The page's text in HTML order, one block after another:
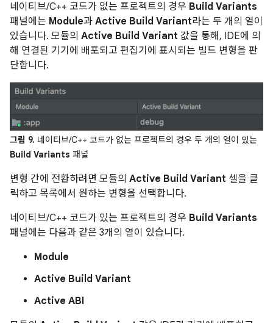
네이티브/C++ 코드가 없는 프로젝트의 경우 Build Variants
패널에는 Module과 Active Build Variant라는 두 개의 열이
있습니다. 모듈의 Active Build Variant 값을 통해, IDE에 의
해 연결된 기기에 배포되고 편집기에 표시되는 빌드 변형을 판
단합니다.
그림 9. 네이티브/C++ 코드가 없는 프로젝트의 경우 두 개의 열이 있는
Build Variants 패널
변형 간에 전환하려면 모듈의 Active Build Variant 셀을 클
릭하고 목록에서 원하는 변형을 선택합니다.
네이티브/C++ 코드가 있는 프로젝트의 경우 Build Variants
패널에는 다음과 같은 3개의 열이 있습니다.
Module
Active Build Variant
Active ABI